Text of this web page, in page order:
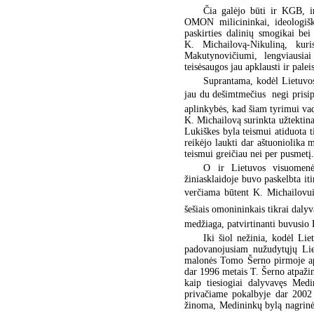
Čia galėjo būti ir KGB,
OMON milicininkai,
paskirties dalinių smogikai bei
K. Michailovą-Nikuliną,
Makutynovičiumi,
teisėsaugos jau apklausti ir
Suprantama, kodėl
jau du dešimtmečius  negi
aplinkybės, kad šiam tyrimui
K. Michailovą surinkta
Lukiškes byla teismui atiduota
reikėjo laukti dar aštuoniolika
teismui greičiau nei per pusmetį.
O ir Lietuvos
žiniasklaidoje buvo paskelbta
verčiama būtent K.
šešiais omonininkais tikrai
medžiaga, patvirtinanti
Iki šiol nežinia, kodėl
padovanojusiam nužudytųjų
malonės Tomo Šerno pirmoje
dar 1996 metais T. Šerno
kaip tiesiogiai dalyvavęs
privačiame pokalbyje dar
žinoma, Medininkų bylą